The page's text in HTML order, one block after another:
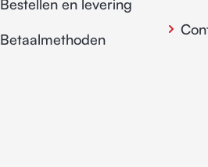
Bestellen en levering
Betaalmethoden